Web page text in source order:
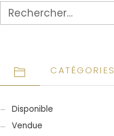
Rechercher :
CATÉGORIES
Disponible
Vendue